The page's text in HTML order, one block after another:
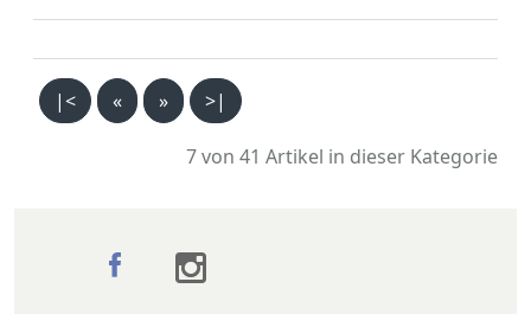
|< « » >|
7 von 41 Artikel in dieser Kategorie